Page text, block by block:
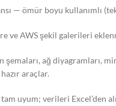
— ömür boyu kullanımlı
ve AWS şekil galerileri
şemaları, ağ diyagramları,
araçlar.
uyum; verileri Excel’den